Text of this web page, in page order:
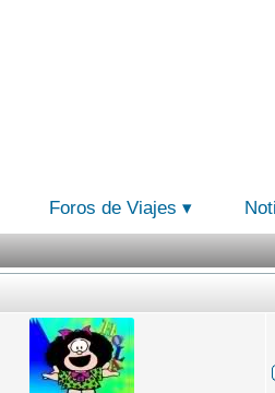
Foros de Viajes